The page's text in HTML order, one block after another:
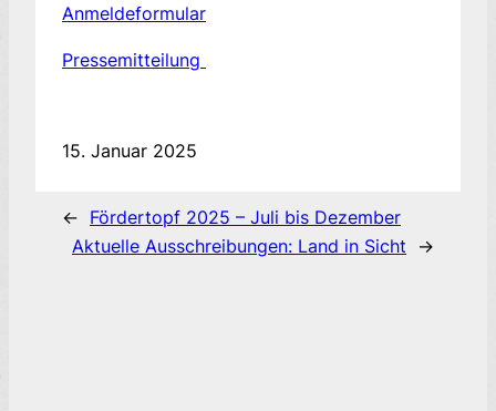
Anmeldeformular
Pressemitteilung
15. Januar 2025
← Fördertopf 2025 – Juli bis Dezember
Aktuelle Ausschreibungen: Land in Sicht
→